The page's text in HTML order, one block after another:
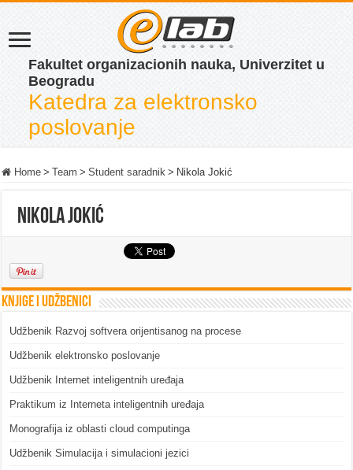
Fakultet organizacionih nauka, Univerzitet u
Beogradu
Katedra za elektronsko
poslovanje
Home > Team > Student saradnik > Nikola Jokić
Nikola Jokić
Knjige i udžbenici
Udžbenik Razvoj softvera orijentisanog na procese
Udžbenik elektronsko poslovanje
Udžbenik Internet inteligentnih uređaja
Praktikum iz Interneta inteligentnih uređaja
Monografija iz oblasti cloud computinga
Udžbenik Simulacija i simulacioni jezici